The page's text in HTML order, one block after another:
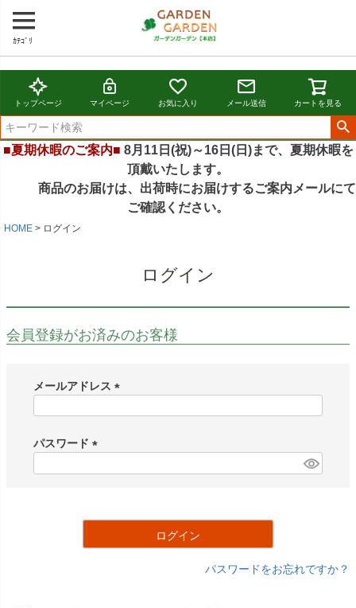
ｶﾃｺﾞﾘ
トップページ マイページ お気に入り メール送信 カートを見る
■夏期休暇のご案内■ 8月11日(祝)～16日(日)まで、夏期休暇を
頂戴いたします。
商品のお届けは、出荷時にお届けするご案内メールにて
ご確認ください。
HOME ログイン
ログイン
会員登録がお済みのお客様
メールアドレス
)
パスワード
ログイン
パスワードをお忘れですか？